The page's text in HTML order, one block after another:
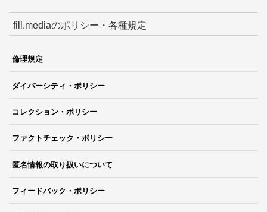
fill.mediaのポリシー・各種規定
倫理規定
ダイバーシティ・ポリシー
コレクション・ポリシー
ファクトチェック・ポリシー
匿名情報の取り扱いについて
フィードバック・ポリシー